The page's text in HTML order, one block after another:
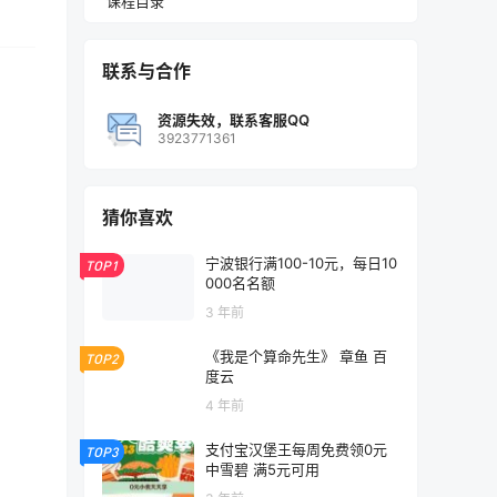
联系与合作
资源失效，联系客服QQ
3923771361
猜你喜欢
TOP1
宁波银行满100-10元，每日10
000名名额
3 年前
TOP2
《我是个算命先生》 章鱼 百
度云
4 年前
TOP3
支付宝汉堡王每周免费领0元
中雪碧 满5元可用